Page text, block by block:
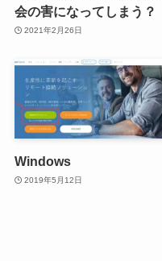
会の害になってしまう？
2021年2月26日
Windows
2019年5月12日